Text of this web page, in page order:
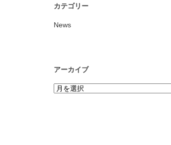
カテゴリー
News
アーカイブ